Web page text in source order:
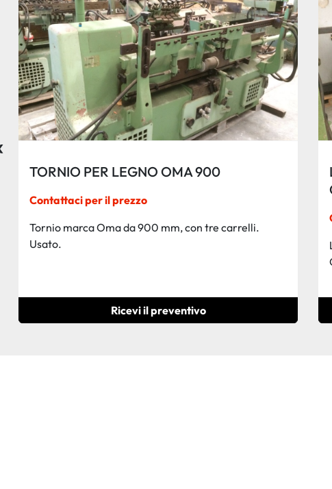
TORNIO PER LEGNO OMA 900
Contattaci per il prezzo
Tornio marca Oma da 900 mm, con tre carrelli.
Usato.
Ricevi il preventivo